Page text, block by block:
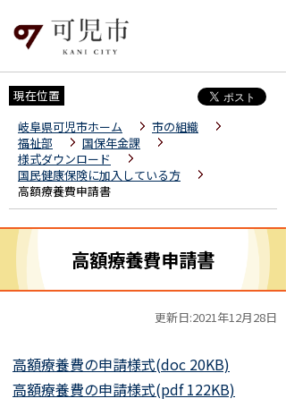
現在位置
岐阜県可児市ホーム
市の組織
福祉部
国保年金課
様式ダウンロード
国民健康保険に加入している方
高額療養費申請書
高額療養費申請書
更新日:2021年12月28日
高額療養費の申請様式(doc 20KB)
高額療養費の申請様式(pdf 122KB)